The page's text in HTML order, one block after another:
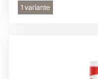
1 variante